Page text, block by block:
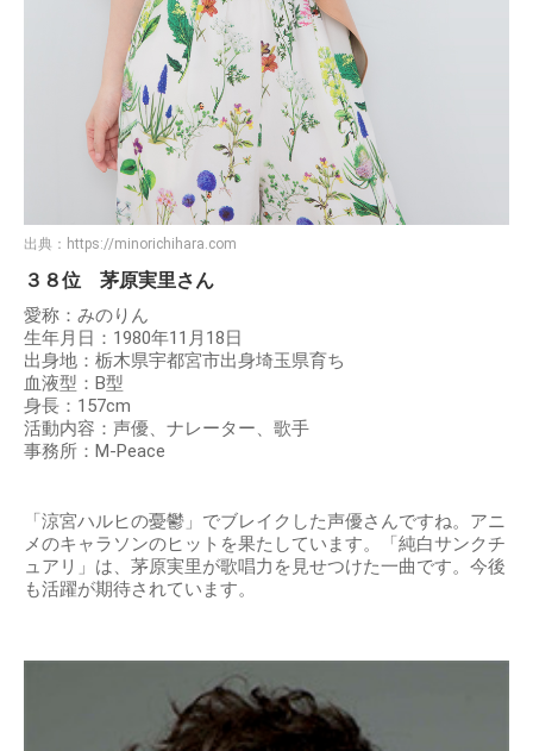
出典： https://minorichihara.com
３８位 茅原実里さん
愛称：みのりん
生年月日：1980年11月18日
出身地：栃木県宇都宮市出身埼玉県育ち
血液型：B型
身長：157cm
活動内容：声優、ナレーター、歌手
事務所：M-Peace
「涼宮ハルヒの憂鬱」でブレイクした声優さんですね。アニ
メのキャラソンのヒットを果たしています。「純白サンクチ
ュアリ」は、茅原実里が歌唱力を見せつけた一曲です。今後
も活躍が期待されています。